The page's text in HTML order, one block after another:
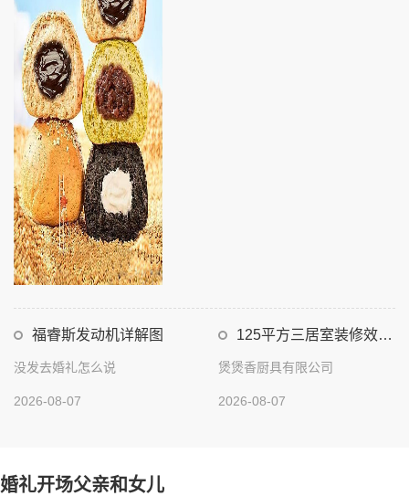
福睿斯发动机详解图
没发去婚礼怎么说
2026-08-07
125平方三居室装修效果
煲煲香厨具有限公司
2026-08-07
婚礼开场父亲和女儿